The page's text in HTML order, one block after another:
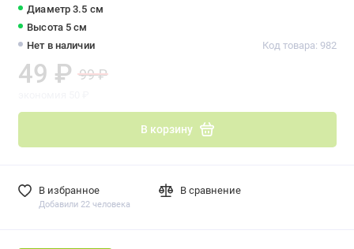
Диаметр 3.5 см
Высота 5 см
Нет в наличии
Код товара: 982
49 ₽ 99 ₽
В корзину
В избранное
Добавили 22 человека
В сравнение